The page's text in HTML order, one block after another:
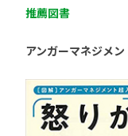
推薦図書
アンガーマネジメ